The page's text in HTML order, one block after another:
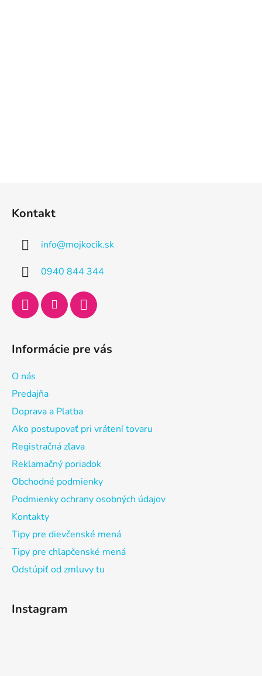
Kontakt
info@mojkocik.sk
0940 844 344
Informácie pre vás
O nás
Predajňa
Doprava a Platba
Ako postupovať pri vrátení tovaru
Registračná zľava
Reklamačný poriadok
Obchodné podmienky
Podmienky ochrany osobných údajov
Kontakty
Tipy pre dievčenské mená
Tipy pre chlapčenské mená
Odstúpiť od zmluvy tu
Instagram